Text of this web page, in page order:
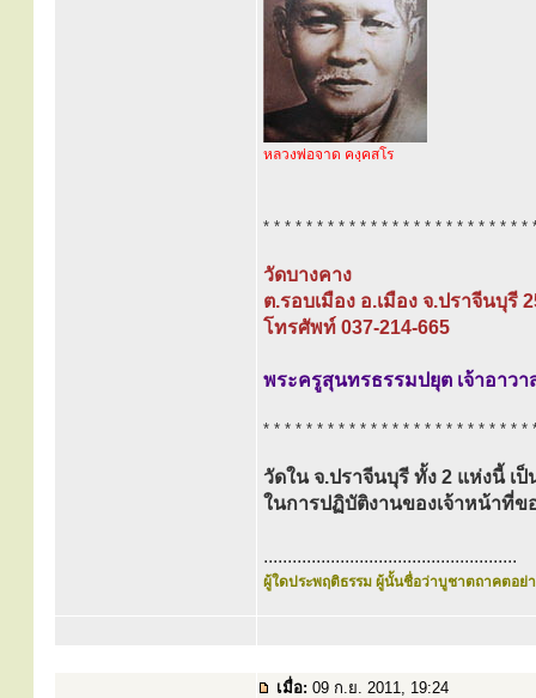
หลวงพ่อจาด คงฺคสโร
* * * * * * * * * * * * * * * * * * * * * * * * *
วัดบางคาง
ต.รอบเมือง อ.เมือง จ.ปราจีนบุรี
โทรศัพท์ 037-214-665
พระครูสุนทรธรรมปยุต เจ้าอาวา
* * * * * * * * * * * * * * * * * * * * * * * * *
วัดใน จ.ปราจีนบุรี ทั้ง 2 แห่งนี้ เ
ในการปฏิบัติงานของเจ้าหน้าที่
.....................................................
ผู้ใดประพฤติธรรม ผู้นั้นชื่อว่าบูชาตถาคตอย่า
เมื่อ: 09 ก.ย. 2011, 19:24